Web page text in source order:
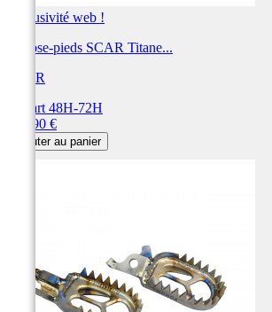
Exclusivité web !
Repose-pieds SCAR Titane...
SCAR
Départ 48H-72H
269,90 €
Ajouter au panier